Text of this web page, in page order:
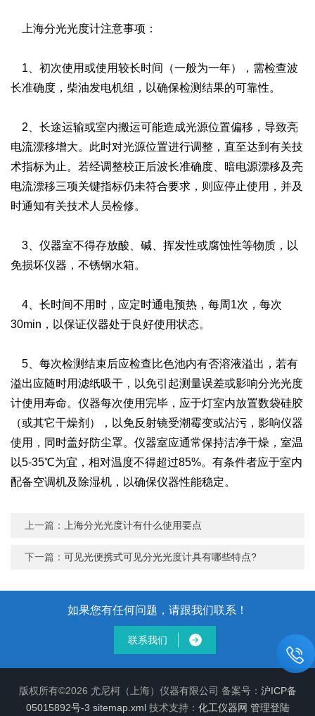
上海分光光度计注意事项：
1、初次使用或使用较长时间（一般为一年），需检查波
长准确度，柴油发电机组，以确保检测结果的可靠性。
2、长途运输或室内搬运可能造成光源位置偏移，导致亮
电流漂移增大。此时对光源位置进行调整，直至达到有关技
术指标为止。若经调整校正后波长准确度、暗电源漂移及亮
电流漂移三项关键指标仍未符合要求，则应停止使用，并及
时通知有关技术人员检修。
3、仪器室不得存放酸、碱、挥发性或腐蚀性等物质，以
免损坏仪器，不锈钢水箱。
4、长时间不用时，应定时通电预热，每周1次，每次
30min，以保证仪器处于良好使用状态。
5、每次检测结束后应检查比色池内有否溶液溢出，若有
溢出应随时用滤纸吸干，以免引起测量误差或影响分光光度
计使用寿命。仪器每次使用完毕，应于灯室内放置数袋硅胶
（或其它干燥剂），以免反射镜受潮霉变或沾污，影响仪器
使用，同时盖好防尘罩。仪器室应通常保持洁净干燥，室温
以5-35℃为宜，相对温度不得超过85%。有条件者应于室内
配备空调机及除湿机，以确保仪器性能稳定。
上一篇： 上海分光光度计有什么使用要点
下一篇：可见光便携式可见分光光度计具有哪些特点?
如果您有任何问题，请跟我们联系！
联系我们
版权所有©2026 尤尼柯（上海）仪器有限公司 备案号： 沪ICP备
05015892号-3 sitemap.xml技术支持： 化工仪器网 管理登陆